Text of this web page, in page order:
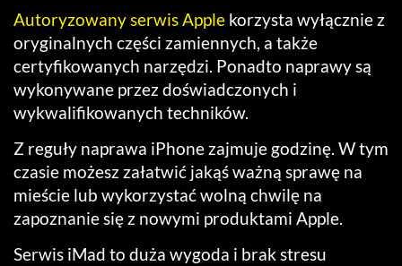
Autoryzowany serwis Apple korzysta wyłącznie z
oryginalnych części zamiennych, a także
certyfikowanych narzędzi. Ponadto naprawy są
wykonywane przez doświadczonych i
wykwalifikowanych techników.
Z reguły naprawa iPhone zajmuje godzinę. W tym
czasie możesz załatwić jakąś ważną sprawę na
mieście lub wykorzystać wolną chwilę na
zapoznanie się z nowymi produktami Apple.
Serwis iMad to duża wygoda i brak stresu